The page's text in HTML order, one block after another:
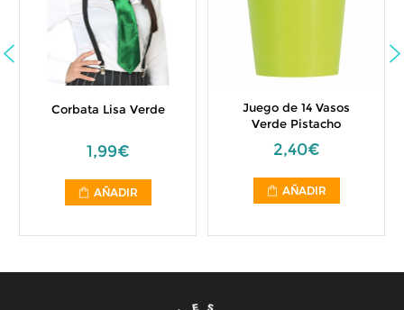
Corbata Lisa Verde
1,99€
AÑADIR
Juego de 14 Vasos
Verde Pistacho
2,40€
AÑADIR